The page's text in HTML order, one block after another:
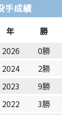
手成績
年 勝
2026
0勝
2024
2勝
2023
9勝
2022
3勝